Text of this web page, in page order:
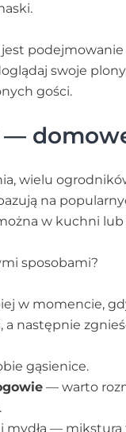
podejmowanie
swoje
gości.
wielu
na
w kuchni lub
sposobami?
w momencie,
a następnie
gąsienice.
— warto
mydła —